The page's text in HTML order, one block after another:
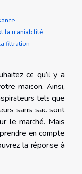
la maniabilité
filtration
ce qu’il y a
maison. Ainsi,
tels que
sans sac sont
le marché. Mais
en compte
la réponse à